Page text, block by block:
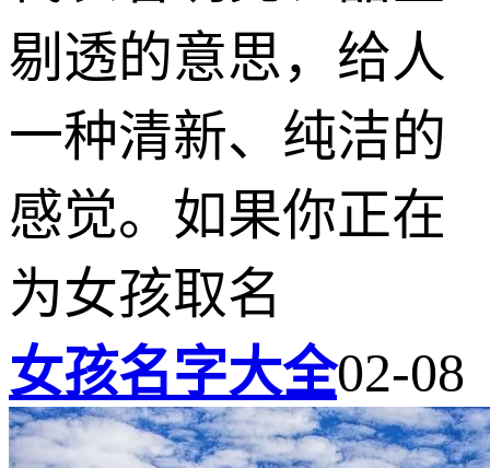
剔透的意思，给人
一种清新、纯洁的
感觉。如果你正在
为女孩取名
女孩名字大全02-08